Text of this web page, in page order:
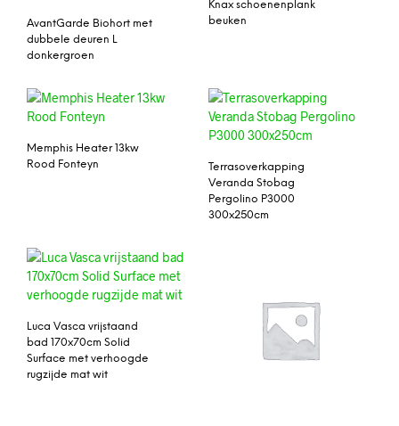
AvantGarde Biohort met
dubbele deuren L
donkergroen
Knax schoenenplank
beuken
Memphis Heater 13kw
Rood Fonteyn
Terrasoverkapping
Veranda Stobag
Pergolino P3000
300x250cm
Luca Vasca vrijstaand
bad 170x70cm Solid
Surface met verhoogde
rugzijde mat wit